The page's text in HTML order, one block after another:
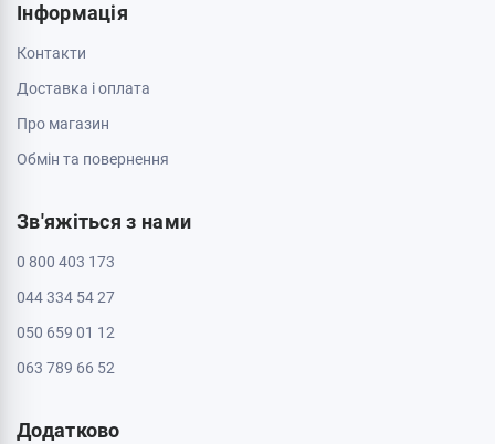
Інформація
Контакти
Доставка і оплата
Про магазин
Обмін та повернення
Зв'яжіться з нами
0 800 403 173
044 334 54 27
050 659 01 12
063 789 66 52
Додатково